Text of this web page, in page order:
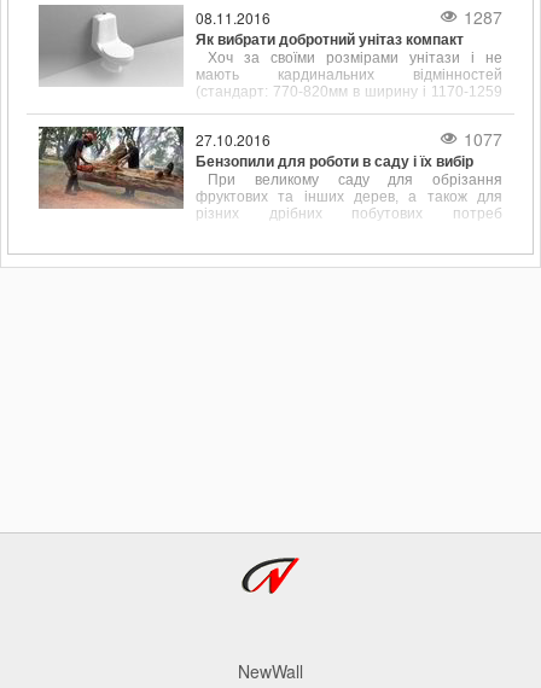
08.11.2016 1287
Як вибрати добротний унітаз компакт
Хоч за своїми розмірами унітази і не
мають кардинальних відмінностей
(стандарт: 770-820мм в ширину і 1170-1259
розміром потрібно враховувати.
27.10.2016 1077
Бензопили для роботи в саду і їх вибір
При великому саду для обрізання
фруктових та інших дерев, а також для
різних дрібних побутових потреб
для майбутнього паркану дуже до речі
NewWall